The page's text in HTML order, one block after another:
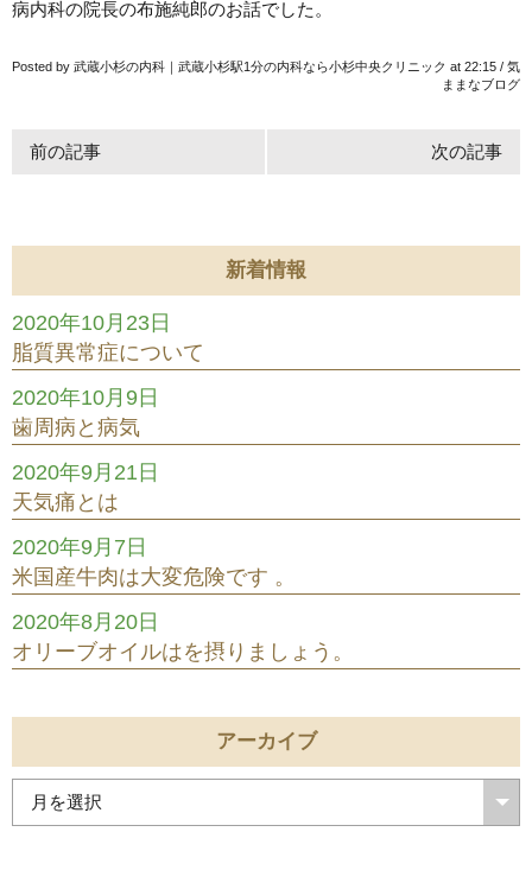
病内科の院長の布施純郎のお話でした。
Posted by 武蔵小杉の内科｜武蔵小杉駅1分の内科なら小杉中央クリニック at 22:15 / 気
ままなブログ
前の記事 次の記事
新着情報
脂質異常症について
2020年10月23日
歯周病と病気
2020年10月9日
天気痛とは
2020年9月21日
米国産牛肉は大変危険です 。
2020年9月7日
オリーブオイルはを摂りましょう。
2020年8月20日
アーカイブ